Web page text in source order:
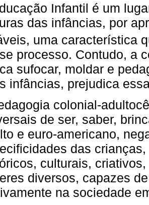
Infantil é um
das infâncias, por
uma característica
processo. Contudo, a
sufocar, moldar e
infâncias, prejudica
colonial-
de ser, saber,
e euro-americano,
das
culturais,
diversos, capazes
na sociedade